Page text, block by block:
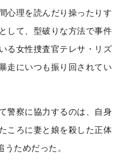
心理を読んだり操ったりす
して、型破りな方法で事件
る女性捜査官テレサ・リズ
走にいつも振り回されてい
警察に協力するのは、自身
ころに妻と娘を殺した正体
うためだった。